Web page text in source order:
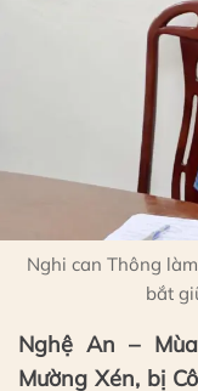
Nghi can Thông
bắt
Nghệ An –
Mường Xén, bị